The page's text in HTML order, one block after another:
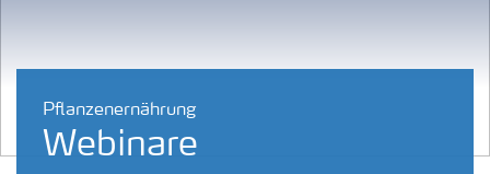
Pflanzenernährung
Webinare